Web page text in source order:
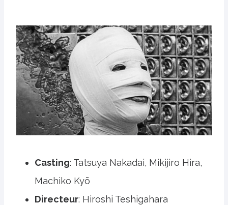
Casting: Tatsuya Nakadai, Mikijiro Hira,
Machiko Kyō
Directeur: Hiroshi Teshigahara